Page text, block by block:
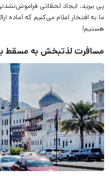
پی ببرید. ایجاد لحظاتی
ما به افتخار اعلام می‌کنیم که آماده
هستیم!
مسافرت لذتبخش به مسقط